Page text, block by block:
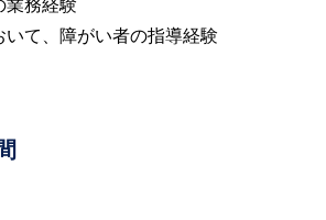
業務経験
いて、障がい者の指導経験